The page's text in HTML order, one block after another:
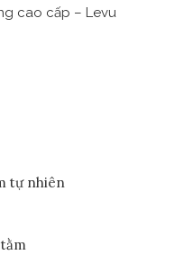
cao cấp – Levu
tự nhiên